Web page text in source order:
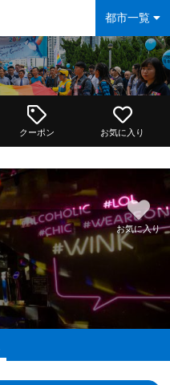
都市一覧
クーポン お気に入り
お気に入り